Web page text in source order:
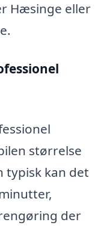
Hæsinge eller
størrelse
typisk kan det
der